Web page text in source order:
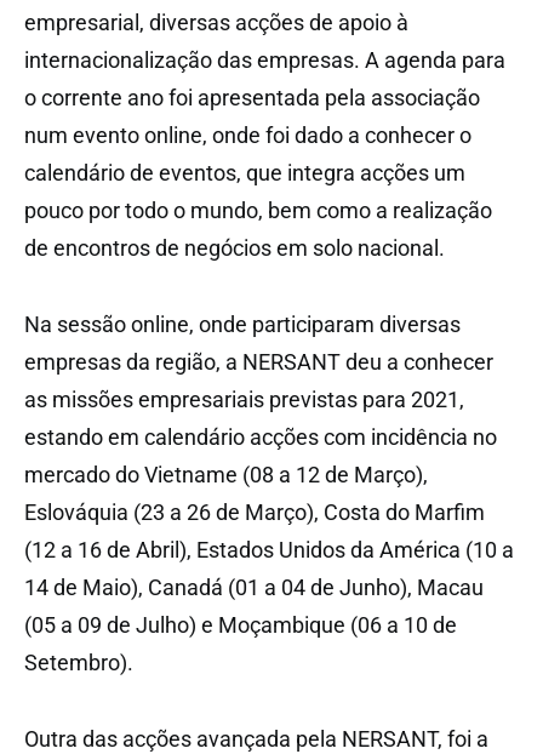
empresarial, diversas acções de apoio à
internacionalização das empresas. A agenda para
o corrente ano foi apresentada pela associação
num evento online, onde foi dado a conhecer o
calendário de eventos, que integra acções um
pouco por todo o mundo, bem como a realização
de encontros de negócios em solo nacional.
Na sessão online, onde participaram diversas
empresas da região, a NERSANT deu a conhecer
as missões empresariais previstas para 2021,
estando em calendário acções com incidência no
mercado do Vietname (08 a 12 de Março),
Eslováquia (23 a 26 de Março), Costa do Marfim
(12 a 16 de Abril), Estados Unidos da América (10 a
14 de Maio), Canadá (01 a 04 de Junho), Macau
(05 a 09 de Julho) e Moçambique (06 a 10 de
Setembro).
Outra das acções avançada pela NERSANT, foi a